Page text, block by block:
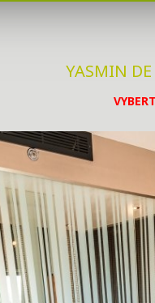
YASMIN
SZOBA
DE
JUNIOR
YASMIN DE